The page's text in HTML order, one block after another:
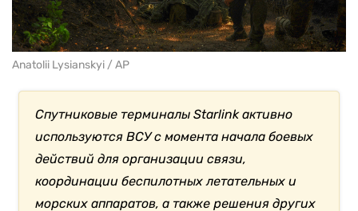
Anatolii Lysianskyi / AP
Спутниковые терминалы Starlink активно
используются ВСУ с момента начала боевых
действий для организации связи,
координации беспилотных летательных и
морских аппаратов, а также решения других